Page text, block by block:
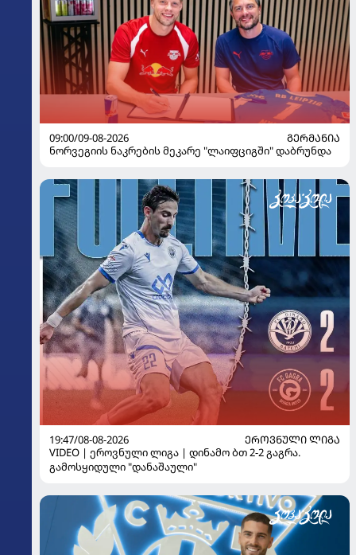
09:00/09-08-2026
ᲒᲔᲠᲛᲐᲜᲘᲐ
ნორვეგიის ნაკრების მეკარე "ლაიფციგში" დაბრუნდა
19:47/08-08-2026
ᲔᲠᲝᲕᲜᲣᲚᲘ ᲚᲘᲒᲐ
VIDEO | ეროვნული ლიგა | დინამო ბთ 2-2 გაგრა.
გამოსყიდული "დანაშაული"